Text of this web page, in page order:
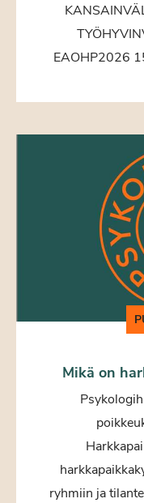
EAOHP2026
Mikä on
ryhmiin ja